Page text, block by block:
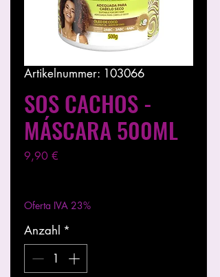
Artikelnummer: 103066
SOS CACHOS -
MÁSCARA 500ML
9,90 €
Oferta IVA 23%
Anzahl *